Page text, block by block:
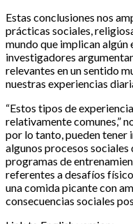
Estas conclusiones nos
prácticas sociales,
mundo que implican
investigadores
relevantes en un sentido
nuestras experiencias
“Estos tipos de
relativamente comunes,”
por lo tanto, pueden tener
algunos procesos
programas de
referentes a desafíos
una comida picante con
consecuencias sociales